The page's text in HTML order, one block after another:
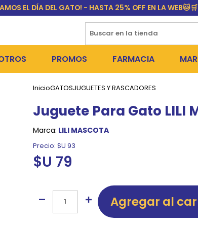
EL DÍA DEL GATO! - HASTA 25% OFF EN LA WEB🐱🛒
Y SNACKS
PROMOS
PERROS
OUTLET
FARMACIA
PULGUICIDAS Y
InicioGATOSJUGUETES Y RASCADORES
Juguete Para Gato LILI
Marca: LILI MASCOTA
Precio: $U 93
$U 79
Agregar al